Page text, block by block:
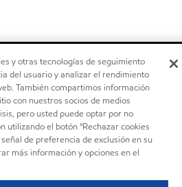
y otras tecnologías de seguimiento
del usuario y analizar el rendimiento
También compartimos información
con nuestros socios de medios
pero usted puede optar por no
utilizando el botón "Rechazar cookies
de preferencia de exclusión en su
más información y opciones en el